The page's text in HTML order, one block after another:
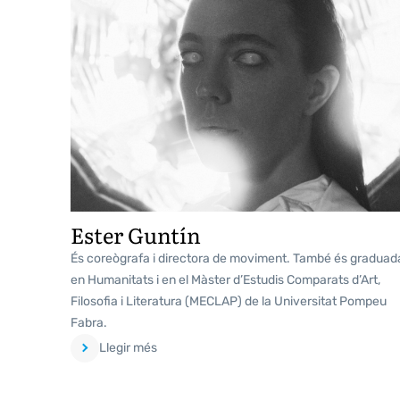
Ester Guntín
És coreògrafa i directora de moviment. També és
en Humanitats i en el Màster d’Estudis Comparats d’Art,
Filosofia i Literatura (MECLAP) de la Universitat Pompeu
Fabra.
Llegir més